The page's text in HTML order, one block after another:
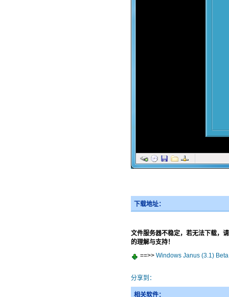
下载地址：
文件服务器不稳定，若无法下载，
的理解与支持！
==>> Windows Janus (3.1)
分享到：
相关软件：